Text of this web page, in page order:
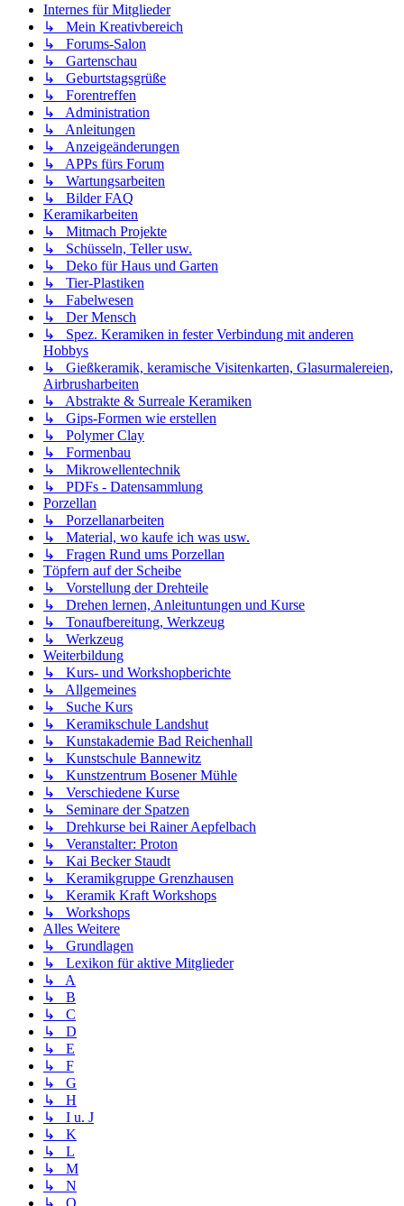
Internes für Mitglieder
↳ Mein Kreativbereich
↳ Forums-Salon
↳ Gartenschau
↳ Geburtstagsgrüße
↳ Forentreffen
↳ Administration
↳ Anleitungen
↳ Anzeigeänderungen
↳ APPs fürs Forum
↳ Wartungsarbeiten
↳ Bilder FAQ
Keramikarbeiten
↳ Mitmach Projekte
↳ Schüsseln, Teller usw.
↳ Deko für Haus und Garten
↳ Tier-Plastiken
↳ Fabelwesen
↳ Der Mensch
↳ Spez. Keramiken in fester Verbindung mit anderen
Hobbys
↳ Gießkeramik, keramische Visitenkarten, Glasurmalereien,
Airbrusharbeiten
↳ Abstrakte & Surreale Keramiken
↳ Gips-Formen wie erstellen
↳ Polymer Clay
↳ Formenbau
↳ Mikrowellentechnik
↳ PDFs - Datensammlung
Porzellan
↳ Porzellanarbeiten
↳ Material, wo kaufe ich was usw.
↳ Fragen Rund ums Porzellan
Töpfern auf der Scheibe
↳ Vorstellung der Drehteile
↳ Drehen lernen, Anleituntungen und Kurse
↳ Tonaufbereitung, Werkzeug
↳ Werkzeug
Weiterbildung
↳ Kurs- und Workshopberichte
↳ Allgemeines
↳ Suche Kurs
↳ Keramikschule Landshut
↳ Kunstakademie Bad Reichenhall
↳ Kunstschule Bannewitz
↳ Kunstzentrum Bosener Mühle
↳ Verschiedene Kurse
↳ Seminare der Spatzen
↳ Drehkurse bei Rainer Aepfelbach
↳ Veranstalter: Proton
↳ Kai Becker Staudt
↳ Keramikgruppe Grenzhausen
↳ Keramik Kraft Workshops
↳ Workshops
Alles Weitere
↳ Grundlagen
↳ Lexikon für aktive Mitglieder
↳ A
↳ B
↳ C
↳ D
↳ E
↳ F
↳ G
↳ H
↳ I u. J
↳ K
↳ L
↳ M
↳ N
↳ O